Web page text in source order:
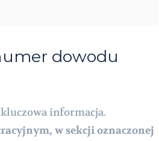
dowodu
informacja.
w sekcji oznaczonej